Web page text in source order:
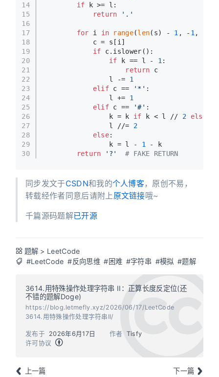
14
15
16
17
18
19
20
21
22
23
24
25
26
27
28
29
30
if k >= l:
return
'.'
for i in range(len(s) - 1 , - 1 , -
            c = s[i]
if c.islower():
if k == l - 1 :
return c
                l -=
1
elif c == '*' :
                l +=
1
elif c == '#' :
                k = k
if k < l // 2 else
                l //=
2
else:
                k = l -
1
- k
return
'?' # FAKE RETURN
同步发文于CSDN和我的个人博客，原创不易，
转载经作者同意后请附上 原文链接哦~
千篇源码题解已开源
题解 > LeetCode
#LeetCode #反向思维 #困难 #字符串 #模拟 #题解
3614.用特殊操作处理字符串 II：正算长度反定位(还
不错的题解Doge)
https://blog.letmefly.xyz/2026/06/17/LeetCode
3614.用特殊操作处理字符串II/
作者 Tisfy
发布于
2026年6月17日
许可协议
上一篇 下一篇